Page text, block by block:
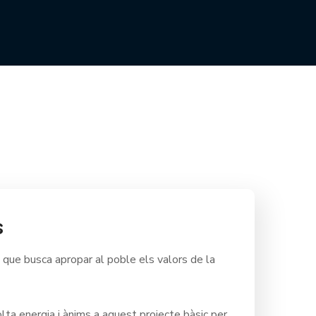
busca apropar al poble els valors de la